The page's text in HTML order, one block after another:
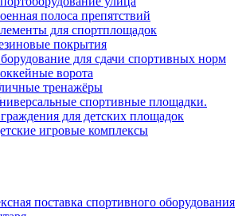
полоса препятствий
для спортплощадок
покрытия
для сдачи спортивных норм
ворота
тренажёры
спортивные площадки.
для детских площадок
игровые комплексы
поставка спортивного оборудования